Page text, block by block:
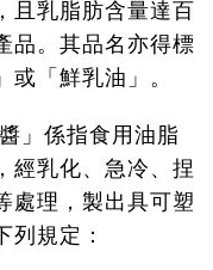
且乳脂肪含量達百
品。其品名亦得標
或「鮮乳油」。
」係指食用油脂
經乳化、急冷、捏
處理，製出具可塑
列規定：